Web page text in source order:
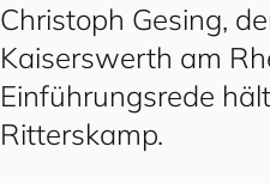
Christoph Gesing,
Kaiserswerth am
Einführungsrede
Ritterskamp.